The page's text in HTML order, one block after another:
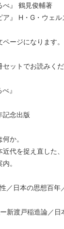
べ』 鶴見俊輔著
ア』 H・G・ウェル
ージになります。
ットでお読みくだ
』
記念出版
か。
代を捉え直した、
。
／日本の思想百
新渡戸稲造論／